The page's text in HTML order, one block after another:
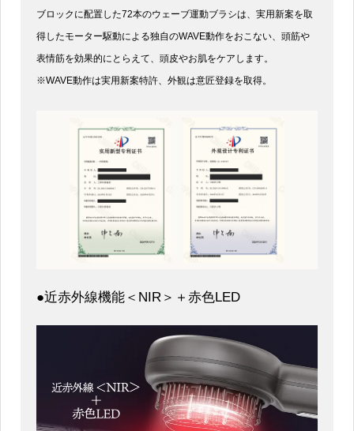
ブロックに配置した72本のウェーブ運動ブラシは、実用新案を取
得したモーター駆動による独自のWAVE動作をおこない、頭筋や
表情筋を効果的にとらえて、頭皮やお肌をケアします。
※WAVE動作は実用新案特許、外観は意匠登録を取得。
●近赤外線機能＜NIR＞＋赤色LED